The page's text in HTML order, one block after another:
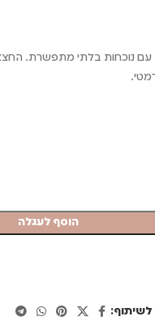
נוכחות בלתי מתפשרת.
הוסף לעגלה